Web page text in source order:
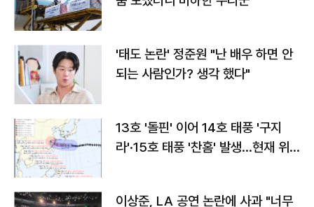
'태도 논란' 정준원 "난 배우 하면 안
되는 사람인가? 생각 했다"
13호 '돌핀' 이어 14호 태풍 '구지
라'·15호 태풍 '찬홈' 발생…현재 위
이상준, LA 공연 논란에 사과 "너무